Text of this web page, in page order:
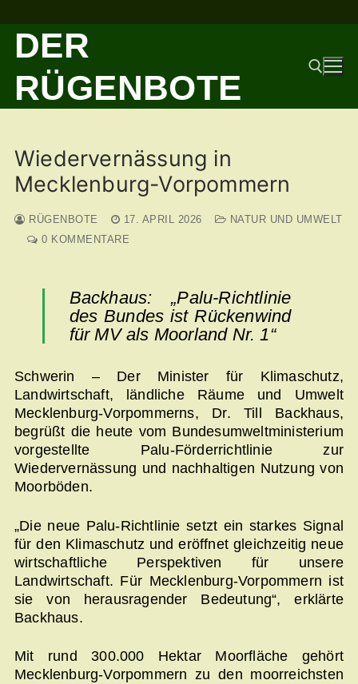
Zum
Inhalt
springen
DER
RÜGENBOTE
Wiedervernässung in
Mecklenburg-Vorpommern
RÜGENBOTE 17. APRIL 2026
NATUR UND UMWELT
0 KOMMENTARE
Backhaus: „Palu-Richtlinie
des Bundes ist Rückenwind
für MV als Moorland Nr. 1“
Schwerin – Der Minister für Klimaschutz,
Landwirtschaft, ländliche Räume und Umwelt
Mecklenburg-Vorpommerns, Dr. Till Backhaus,
begrüßt die heute vom Bundesumweltministerium
vorgestellte Palu-Förderrichtlinie zur
Wiedervernässung und nachhaltigen Nutzung von
Moorböden.
„Die neue Palu-Richtlinie setzt ein starkes Signal
für den Klimaschutz und eröffnet gleichzeitig neue
wirtschaftliche Perspektiven für unsere
Landwirtschaft. Für Mecklenburg-Vorpommern ist
sie von herausragender Bedeutung“, erklärte
Backhaus.
Mit rund 300.000 Hektar Moorfläche gehört
Mecklenburg-Vorpommern zu den moorreichsten